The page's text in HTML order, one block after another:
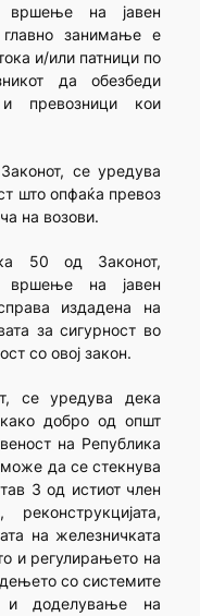
вршење на јавен
занимање е
и/или патници по
да обезбеди
и превозници кои
се уредува
што опфаќа превоз
на возови.
50 од Законот,
вршење на јавен
издадена на
за сигурност во
со овој закон.
се уредува дека
добро од општ
на Република
да се стекнува
3 од истиот член
на железничката
и регулирањето на
со системите
и доделување на